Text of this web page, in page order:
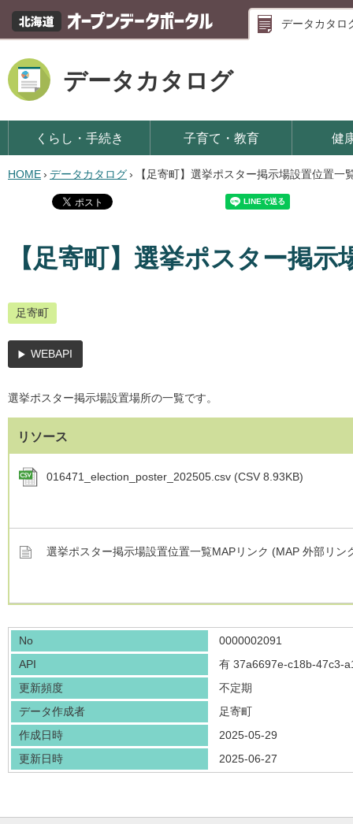
データカタロ
データカタログ
くらし・手続き 子育て・教育 健
HOME› データカタログ› 【足寄町】選挙ポスター掲示場設置位置一
【足寄町】選挙ポスター掲示
足寄町
WEBAPI
選挙ポスター掲示場設置場所の一覧です。
リソース
016471_election_poster_202505.csv (CSV 8.93KB)
選挙ポスター掲示場設置位置一覧MAPリンク (MAP 外部リン
No
0000002091
API
有 37a6697e-c18b-47c3-
更新頻度
不定期
データ作成者
足寄町
作成日時
2025-05-29
更新日時
2025-06-27